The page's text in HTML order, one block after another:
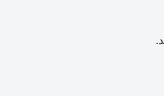
.